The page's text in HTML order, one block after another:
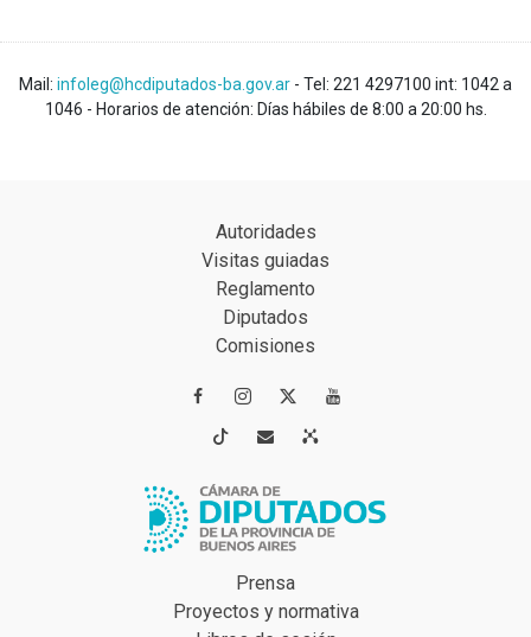
Mail: infoleg@hcdiputados-ba.gov.ar - Tel: 221 4297100 int: 1042 a
1046 - Horarios de atención: Días hábiles de 8:00 a 20:00 hs.
Autoridades
Visitas guiadas
Reglamento
Diputados
Comisiones
 
 
Prensa
Proyectos y normativa